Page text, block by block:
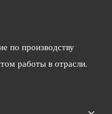
по производству
работы в отрасли.